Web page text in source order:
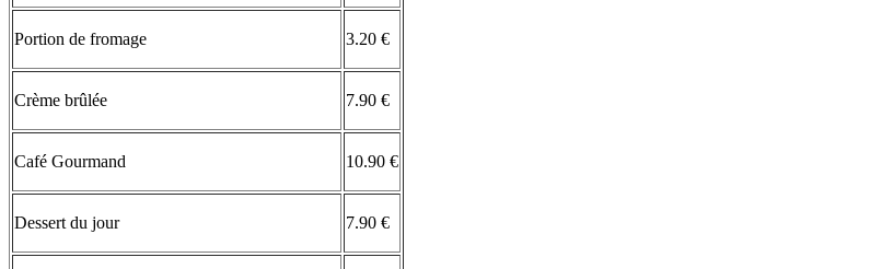
Portion de fromage 3.20 €
Crème brûlée 7.90 €
Café Gourmand 10.90 €
Dessert du jour 7.90 €